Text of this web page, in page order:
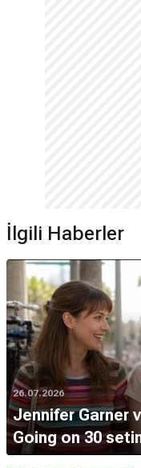
İlgili Haberler
26.07.2026
Jennifer Garner
Going on 30